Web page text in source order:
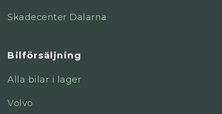
Skadecenter Dalarna
Bilförsäljning
Alla bilar i lager
Volvo